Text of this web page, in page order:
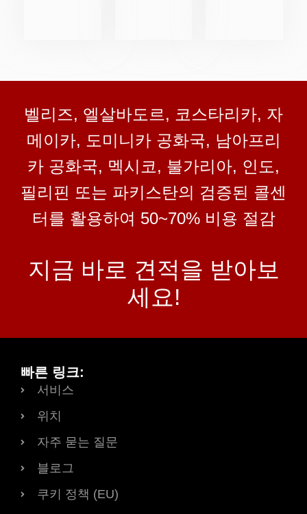
벨리즈, 엘살바도르, 코스타리카, 자
메이카, 도미니카 공화국, 남아프리
카 공화국, 멕시코, 불가리아, 인도,
필리핀 또는 파키스탄의 검증된 콜센
터를 활용하여 50~70% 비용 절감
지금 바로 견적을 받아보
세요!
빠른 링크:
서비스
위치
자주 묻는 질문
블로그
쿠키 정책 (EU)